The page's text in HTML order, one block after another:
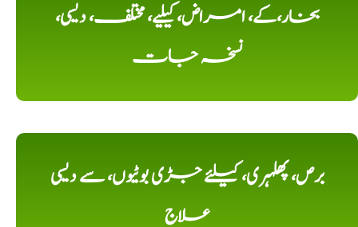
بخار،کے، امراض، کیلیے، مختلف، دیسی،
نسخہ جات
برص، پھلہری، کیلئے جڑی بوٹیوں، سے دیسی
علاج